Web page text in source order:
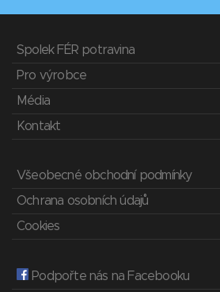
Spolek FÉR potravina
Pro výrobce
Média
Kontakt
Všeobecné obchodní podmínky
Ochrana osobních údajů
Cookies
Podpořte nás na Facebooku